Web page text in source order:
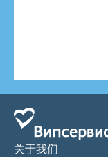
关于我们